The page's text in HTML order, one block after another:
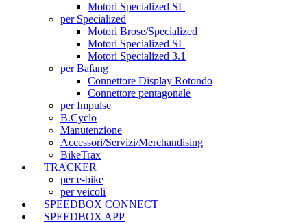
Motori Specialized SL
per Specialized
Motori Brose/Specialized
Motori Specialized SL
Motori Specialized 3.1
per Bafang
Connettore Display Rotondo
Connettore pentagonale
per Impulse
B.Cyclo
Manutenzione
Accessori/Servizi/Merchandising
BikeTrax
TRACKER
per e-bike
per veicoli
SPEEDBOX CONNECT
SPEEDBOX APP